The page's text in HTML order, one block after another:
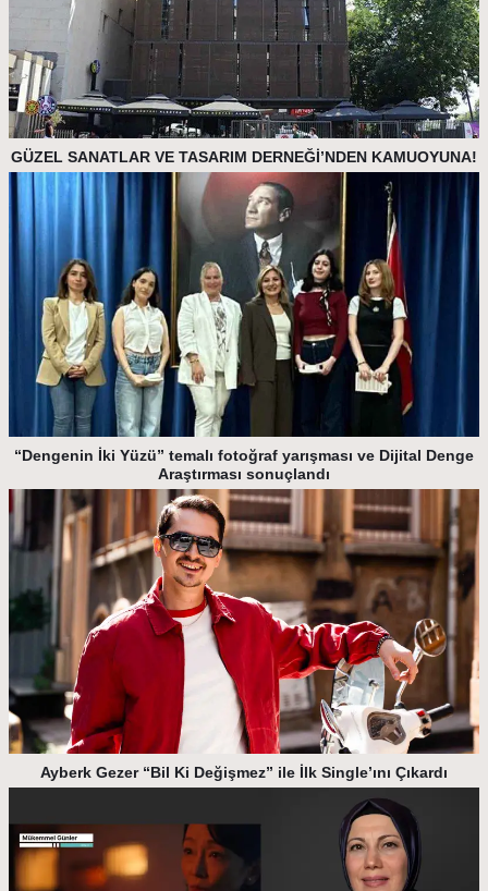
GÜZEL SANATLAR VE TASARIM DERNEĞİ’NDEN KAMUOYUNA!
“Dengenin İki Yüzü” temalı fotoğraf yarışması ve Dijital Denge
Araştırması sonuçlandı
Ayberk Gezer “Bil Ki Değişmez” ile İlk Single’ını Çıkardı